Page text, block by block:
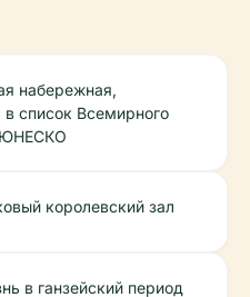
набережная,
в список Всемирного
ЮНЕСКО
королевский зал
в ганзейский период